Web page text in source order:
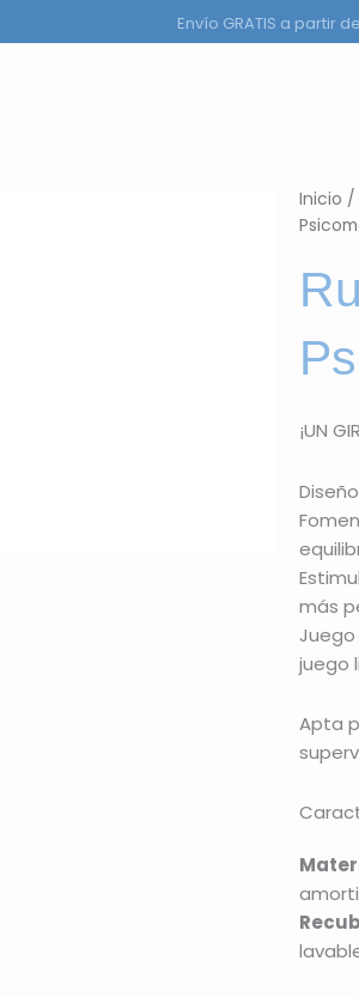
Envío GRATIS a partir
Productos
Inicio /
¡UN
más
juego
Apta